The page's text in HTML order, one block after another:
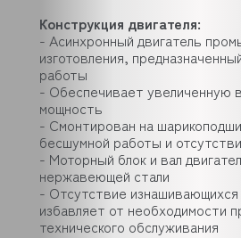
Конструкция двигателя:
- Асинхронный двигатель
изготовления,
работы
- Обеспечивает увеличенную
мощность
- Смонтирован на
бесшумной работы и
- Моторный блок и вал
нержавеющей стали
- Отсутствие изнашивающихся
избавляет от необходимости
технического обслуживания